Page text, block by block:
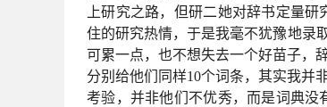
上研究之路，但研二她对辞书定量
住的研究热情，于是我毫不犹豫地录
可累一点，也不想失去一个好苗子，
分别给他们同样10个词条，其实我并
考验，并非他们不优秀，而是词典没